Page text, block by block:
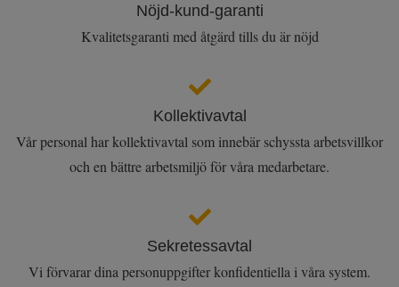
Nöjd-kund-garanti
Kvalitetsgaranti med åtgärd tills du är nöjd
Kollektivavtal
Vår personal har kollektivavtal som innebär schyssta arbetsvillkor
och en bättre arbetsmiljö för våra medarbetare.
Sekretessavtal
Vi förvarar dina personuppgifter konfidentiella i våra system.